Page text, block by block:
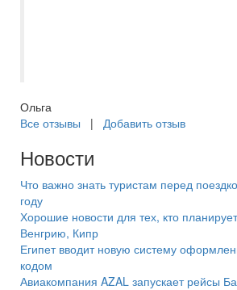
Ольга
Все отзывы | Добавить отзыв
Новости
Что важно знать туристам перед
году
Хорошие новости для тех, кто
Венгрию, Кипр
Египет вводит новую систему
кодом
Авиакомпания AZAL запускает рейсы